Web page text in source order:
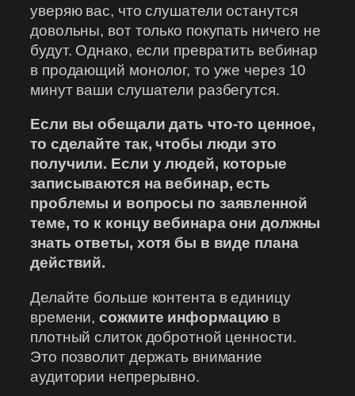
уверяю вас, что слушатели останутся
довольны, вот только покупать ничего не
будут. Однако, если превратить вебинар
в продающий монолог, то уже через 10
минут ваши слушатели разбегутся.
Если вы обещали дать что-то ценное,
то сделайте так, чтобы люди это
получили. Если у людей, которые
записываются на вебинар, есть
проблемы и вопросы по заявленной
теме, то к концу вебинара они должны
знать ответы, хотя бы в виде плана
действий.
Делайте больше контента в единицу
времени,сожмите информацию в
плотный слиток добротной ценности.
Это позволит держать внимание
аудитории непрерывно.